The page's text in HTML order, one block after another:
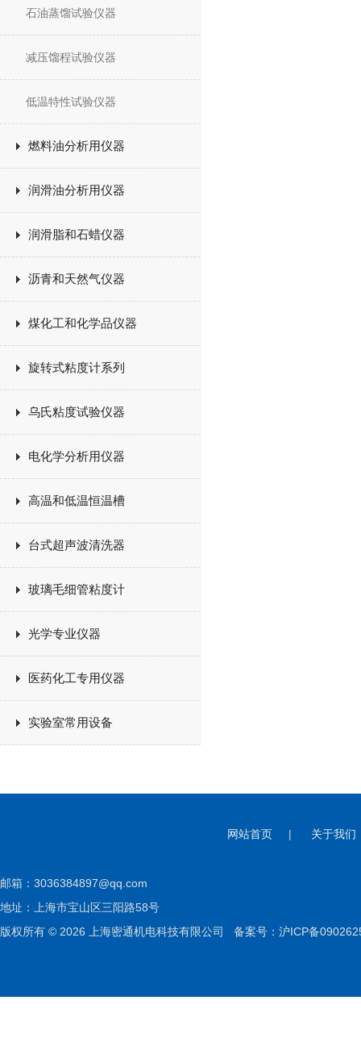
石油蒸馏试验仪器
减压馏程试验仪器
低温特性试验仪器
燃料油分析用仪器
润滑油分析用仪器
润滑脂和石蜡仪器
沥青和天然气仪器
煤化工和化学品仪器
旋转式粘度计系列
乌氏粘度试验仪器
电化学分析用仪器
高温和低温恒温槽
台式超声波清洗器
玻璃毛细管粘度计
光学专业仪器
医药化工专用仪器
实验室常用设备
网站首页 | 关于我们
邮箱： 3036384897@qq.com
地址：上海市宝山区三阳路58号
版权所有 © 2026 上海密通机电科技有限公司 备案号：沪ICP备